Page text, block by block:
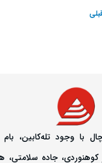
وجود تله‌کابین، بام
جاده سلامتی،